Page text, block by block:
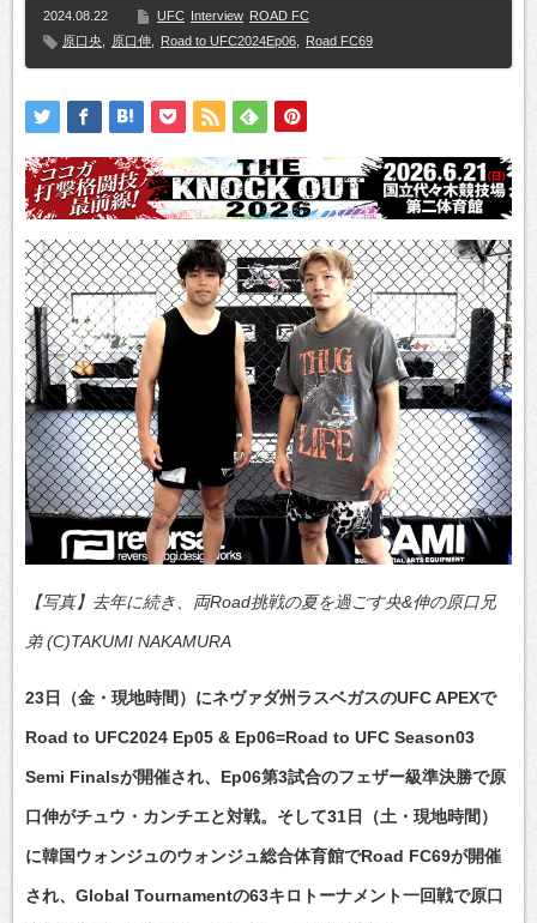
2024.08.22 UFC Interview ROAD FC
原口央
原口伸 Road to UFC2024Ep06 Road FC69
【写真】去年に続き、両Road挑戦の夏を過ごす央&伸の原口兄
弟 (C)TAKUMI NAKAMURA
23日（金・現地時間）にネヴァダ州ラスベガスのUFC APEXで
Road to UFC2024 Ep05 & Ep06=Road to UFC Season03
Semi Finalsが開催され、Ep06第3試合のフェザー級準決勝で原
口伸がチュウ・カンチエと対戦。そして31日（土・現地時間）
に韓国ウォンジュのウォンジュ総合体育館でRoad FC69が開催
され、Global Tournamentの63キロトーナメント一回戦で原口